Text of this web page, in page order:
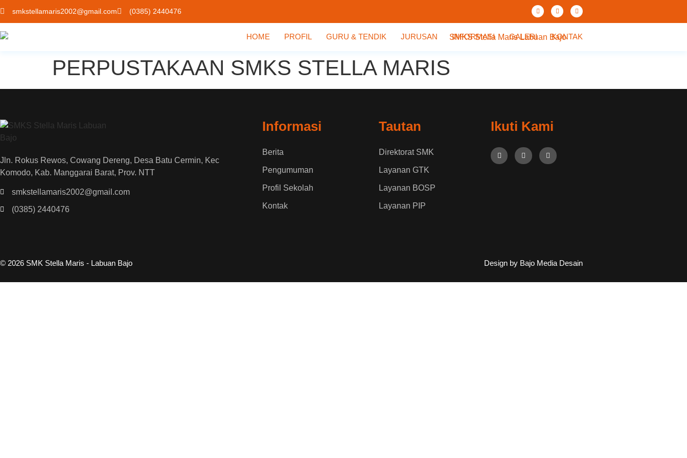
smkstellamaris2002@gmail.com (0385) 2440476
HOME PROFIL GURU & TENDIK JURUSAN INFORMASI GALERI KONTAK
PERPUSTAKAAN SMKS STELLA MARIS
Jln. Rokus Rewos, Cowang Dereng, Desa Batu Cermin, Kec
Komodo, Kab. Manggarai Barat, Prov. NTT
smkstellamaris2002@gmail.com
(0385) 2440476
Informasi
Berita
Pengumuman
Profil Sekolah
Kontak
Tautan
Direktorat SMK
Layanan GTK
Layanan BOSP
Layanan PIP
Ikuti Kami
© 2026 SMK Stella Maris - Labuan Bajo Design by Bajo Media Desain